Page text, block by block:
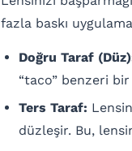
fazla baskı
Doğru Taraf
“taco” benzeri
Ters Taraf:
düzleşir. Bu,